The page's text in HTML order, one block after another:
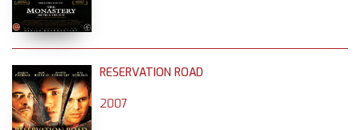
RESERVATION ROAD
2007